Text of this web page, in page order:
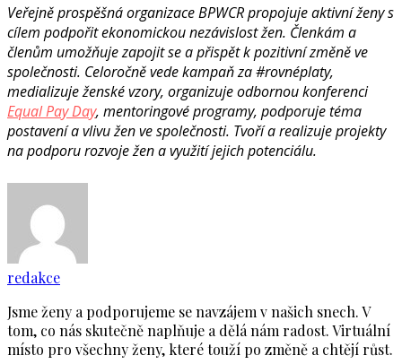
Veřejně prospěšná organizace BPWCR propojuje aktivní ženy s
cílem podpořit ekonomickou nezávislost žen. Členkám a
členům umožňuje zapojit se a přispět k pozitivní změně ve
společnosti. Celoročně vede kampaň za #rovnéplaty,
medializuje ženské vzory, organizuje odbornou konferenci
Equal Pay Day, mentoringové programy, podporuje téma
postavení a vlivu žen ve společnosti. Tvoří a realizuje projekty
na podporu rozvoje žen a využití jejich potenciálu.
redakce
Jsme ženy a podporujeme se navzájem v našich snech. V
tom, co nás skutečně naplňuje a dělá nám radost. Virtuální
místo pro všechny ženy, které touží po změně a chtějí růst.